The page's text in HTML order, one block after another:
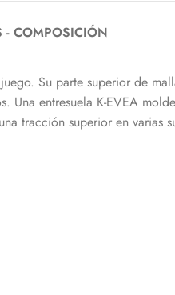
- COMPOSICIÓN
Su parte superior de
entresuela K-EVEA
tracción superior en varias